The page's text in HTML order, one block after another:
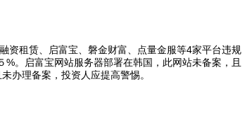
资租赁、启富宝、磐金财富、点量金服等4家平台违规
%。启富宝网站服务器部署在韩国，此网站未备案，且
办理备案，投资人应提高警惕。